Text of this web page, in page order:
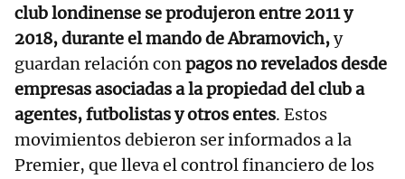
club londinense se produjeron entre 2011 y
2018, durante el mando de Abramovich,y
guardan relación conpagos no revelados desde
empresas asociadas a la propiedad del club a
agentes, futbolistas y otros entes. Estos
movimientos debieron ser informados a la
Premier, que lleva el control financiero de los